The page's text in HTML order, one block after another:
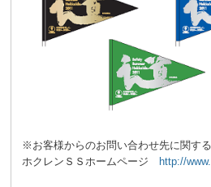
※お客様からのお問い合わせ先に関す
ホクレンＳＳホームページ
http://